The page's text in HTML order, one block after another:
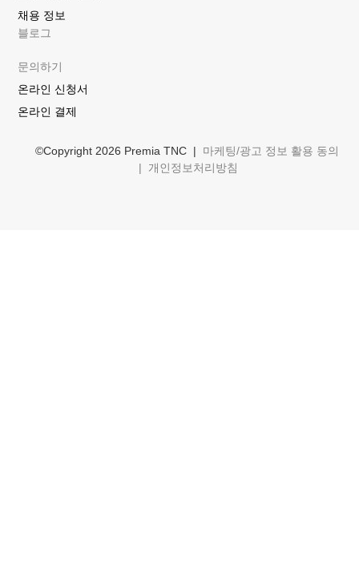
채용 정보
블로그
문의하기
온라인 신청서
온라인 결제
©Copyright 2026 Premia TNC | 마케팅/광고 정보 활용 동의
| 개인정보처리방침